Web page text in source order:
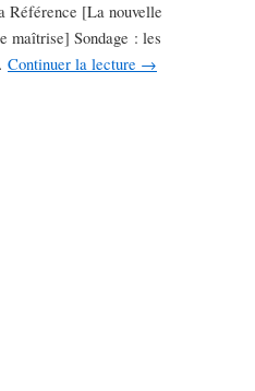
Référence [La nouvelle
maîtrise] Sondage : les
Continuer la lecture →